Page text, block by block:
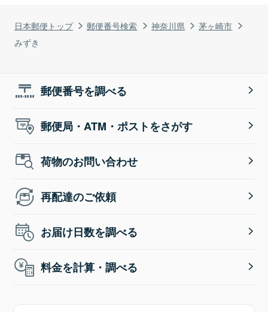
日本郵便トップ 郵便番号検索 神奈川県
茅ヶ崎市
みずき
郵便番号を調べる
郵便局・ATM・ポストをさがす
荷物のお問い合わせ
再配達のご依頼
お届け日数を調べる
料金を計算・調べる